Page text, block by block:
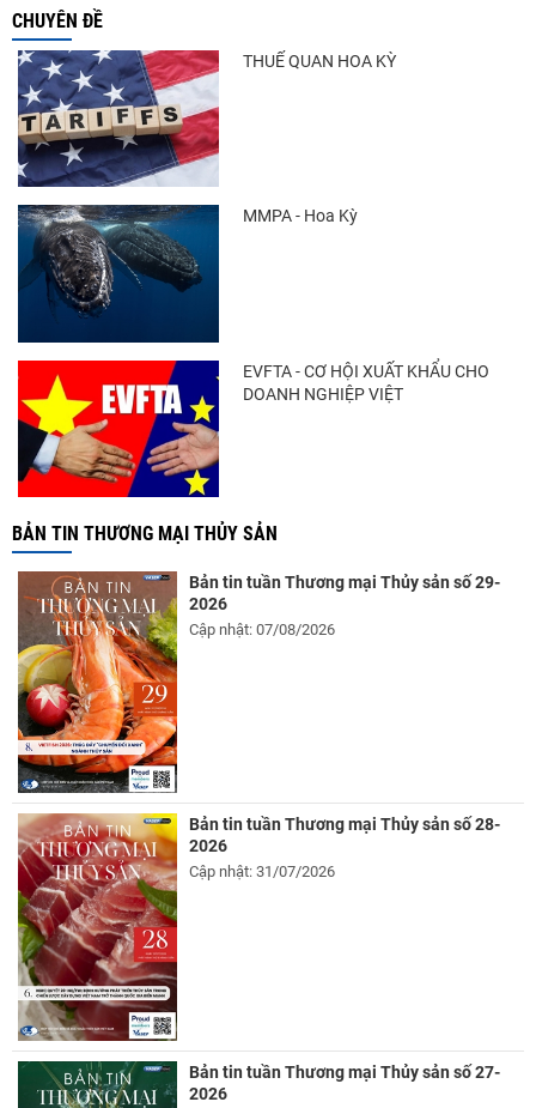
Trung Quốc tăng mạnh nhập khẩu mực,
Còn chưa đầy 3 tuần đến Vietfish 2026: Sẵn
CHUYÊN ĐỀ
THUẾ QUAN HOA KỲ
MMPA - Hoa Kỳ
EVFTA - CƠ HỘI XUẤT KHẨU CHO
DOANH NGHIỆP VIỆT
BẢN TIN THƯƠNG MẠI THỦY SẢN
Bản tin tuần Thương mại Thủy sản số 29-
2026
Cập nhật: 07/08/2026
Bản tin tuần Thương mại Thủy sản số 28-
2026
Cập nhật: 31/07/2026
Bản tin tuần Thương mại Thủy sản số 27-
2026